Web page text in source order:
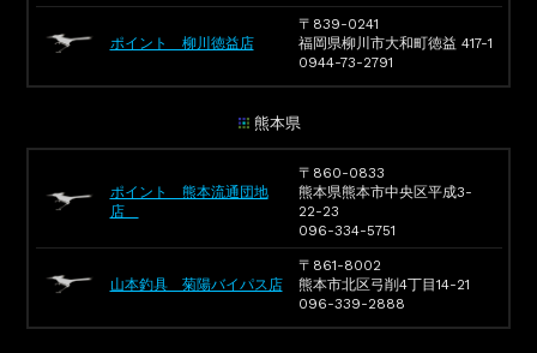
ポイント 柳川徳益店
〒839-0241
福岡県柳川市大和町徳益 417-1
0944-73-2791
熊本県
ポイント 熊本流通団地
店
〒860-0833
熊本県熊本市中央区平成3-
22-23
096-334-5751
山本釣具 菊陽バイパス店
〒861-8002
熊本市北区弓削4丁目14-21
096-339-2888